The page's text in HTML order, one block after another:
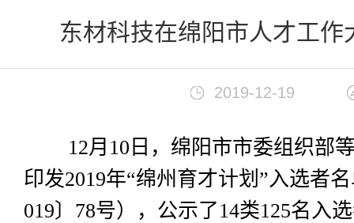
东材科技在绵阳市人才工作
2019-12-19
12月10日，绵阳市市委组织部等
印发2019年“绵州育才计划”入选者
019〕78号），公示了14类125名入